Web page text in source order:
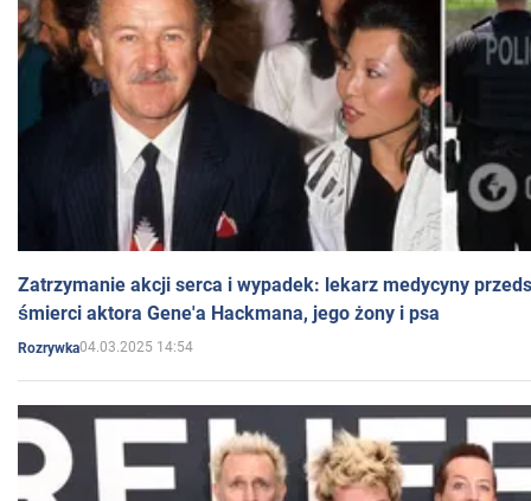
Zatrzymanie akcji serca i wypadek: lekarz medycyny
śmierci aktora Gene'a Hackmana, jego żony i psa
Rozrywka04.03.2025 14:54